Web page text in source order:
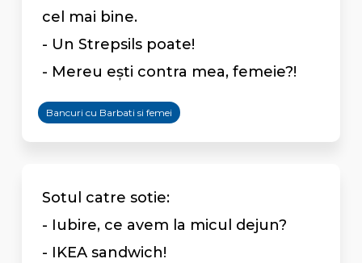
cel mai bine.
- Un Strepsils poate!
- Mereu eşti contra mea, femeie?!
Bancuri cu Barbati si femei
Sotul catre sotie:
- Iubire, ce avem la micul dejun?
- IKEA sandwich!